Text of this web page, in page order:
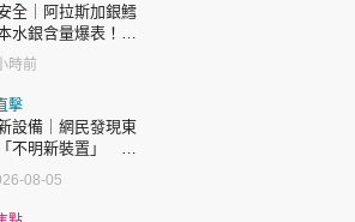
全｜阿拉斯加銀鱈
水銀含量爆表！或
聽覺記憶力永久受
時前
擊
設備｜網民發現東
不明新裝置」 港
新設備用途
08-05